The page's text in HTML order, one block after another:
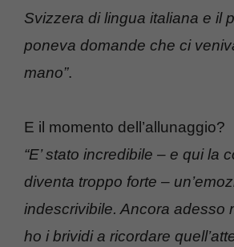
Svizzera di lingua italiana e il
poneva domande che ci
mano”.
E il momento dell’allunaggio?
“E’ stato incredibile – e qui la
diventa troppo forte –
indescrivibile. Ancora adesso
ho i brividi a ricordare